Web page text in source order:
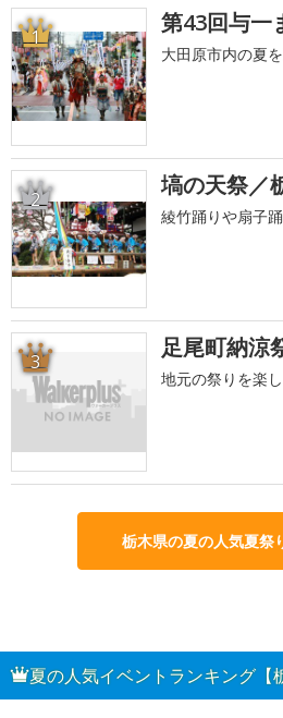
1 第43回与一
大田原市内の夏
2 塙の天祭／
綾竹踊りや扇子
3 足尾町納涼
地元の祭りを楽
栃木県の夏の人気夏祭
夏の人気イベントランキング【